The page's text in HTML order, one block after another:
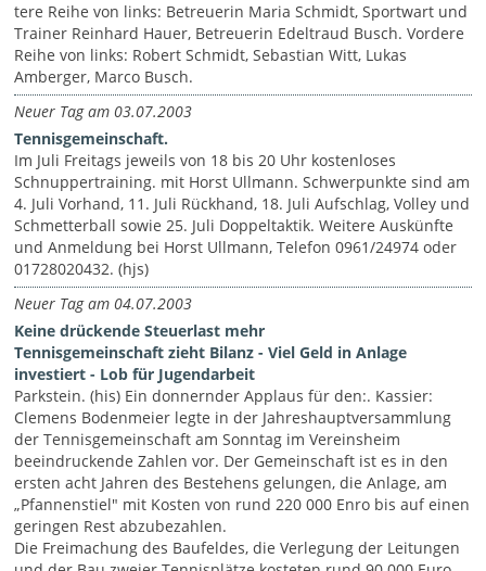
tere Reihe von links: Betreuerin Maria Schmidt, Sportwart und
Trainer Reinhard Hauer, Betreuerin Edeltraud Busch. Vordere
Reihe von links: Robert Schmidt, Sebastian Witt, Lukas
Amberger, Marco Busch.
Neuer Tag am 03.07.2003
Tennisgemeinschaft.
Im Juli Freitags jeweils von 18 bis 20 Uhr kostenloses
Schnuppertraining. mit Horst Ullmann. Schwerpunkte sind am
4. Juli Vorhand, 11. Juli Rückhand, 18. Juli Aufschlag, Volley und
Schmetterball sowie 25. Juli Doppeltaktik. Weitere Auskünfte
und Anmeldung bei Horst Ullmann, Telefon 0961/24974 oder
01728020432. (hjs)
Neuer Tag am 04.07.2003
Keine drückende Steuerlast mehr
Tennisgemeinschaft zieht Bilanz - Viel Geld in Anlage
investiert - Lob für Jugendarbeit
Parkstein. (his) Ein donnernder Applaus für den:. Kassier:
Clemens Bodenmeier legte in der Jahreshauptversammlung
der Tennisgemeinschaft am Sonntag im Vereinsheim
beeindruckende Zahlen vor. Der Gemeinschaft ist es in den
ersten acht Jahren des Bestehens gelungen, die Anlage, am
„Pfannenstiel" mit Kosten von rund 220 000 Enro bis auf einen
geringen Rest abzubezahlen.
Die Freimachung des Baufeldes, die Verlegung der Leitungen